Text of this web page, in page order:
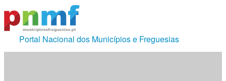
Portal Nacional dos Municípios e Freguesias